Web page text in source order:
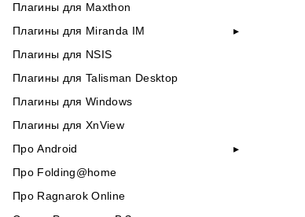
Плагины для Maxthon
Плагины для Miranda IM
Плагины для NSIS
Плагины для Talisman Desktop
Плагины для Windows
Плагины для XnView
Про Android
Про Folding@home
Про Ragnarok Online